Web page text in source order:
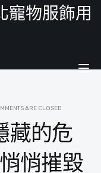
寵物服飾用
ARE CLOSED
藏的危
悄摧毀